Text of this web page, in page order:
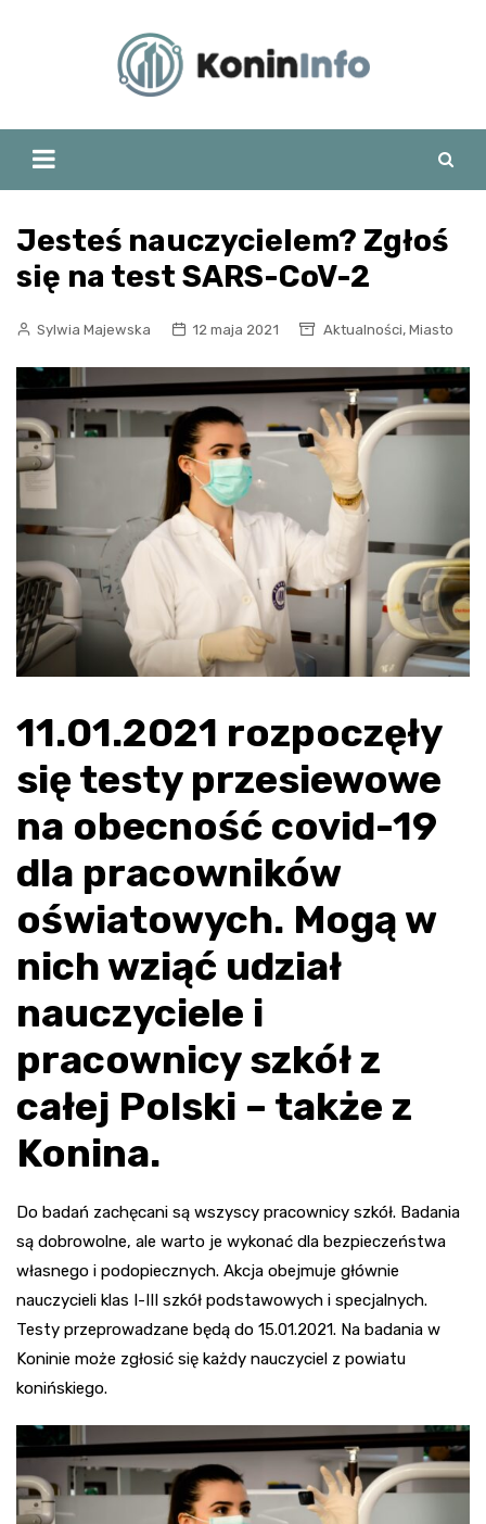
Jesteś nauczycielem? Zgłoś
się na test SARS-CoV-2
Sylwia Majewska 12 maja 2021 Aktualności, Miasto
11.01.2021 rozpoczęły
się testy przesiewowe
na obecność covid-19
dla pracowników
oświatowych. Mogą w
nich wziąć udział
nauczyciele i
pracownicy szkół z
całej Polski – także z
Konina.
Do badań zachęcani są wszyscy pracownicy szkół. Badania
są dobrowolne, ale warto je wykonać dla bezpieczeństwa
własnego i podopiecznych. Akcja obejmuje głównie
nauczycieli klas I-III szkół podstawowych i specjalnych.
Testy przeprowadzane będą do 15.01.2021. Na badania w
Koninie może zgłosić się każdy nauczyciel z powiatu
konińskiego.